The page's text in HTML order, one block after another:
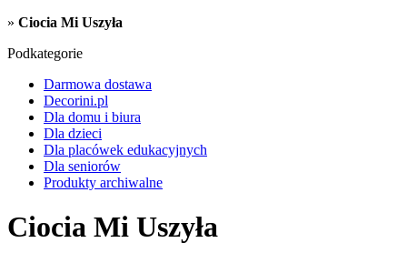
» Ciocia Mi Uszyła
Podkategorie
Darmowa dostawa
Decorini.pl
Dla domu i biura
Dla dzieci
Dla placówek edukacyjnych
Dla seniorów
Produkty archiwalne
Ciocia Mi Uszyła